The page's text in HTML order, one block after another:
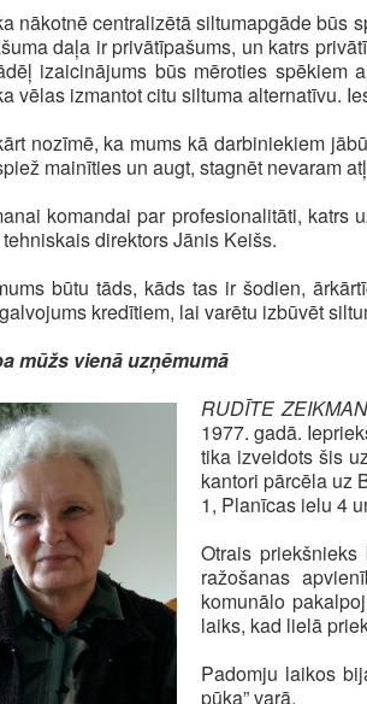
nākotnē centralizētā siltumapgāde būs
daļa ir privātīpašums, un katrs
izaicinājums būs mēroties
vēlas izmantot citu siltuma alternatīvu.
nozīmē, ka mums kā darbiniekiem
mainīties un augt, stagnēt nevaram
komandai par profesionalitāti, katrs
direktors Jānis Keišs.
būtu tāds, kāds tas ir šodien,
kredītiem, lai varētu izbūvēt
mūžs vienā uzņēmumā
RUDĪTE
1977. gadā.
tika izveidots šis
kantori pārcēla uz
1, Planīcas ielu 4
Otrais
ražošanas
komunālo
laiks, kad lielā
Padomju laikos
pūķa” varā.